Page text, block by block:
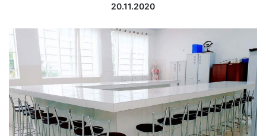
20.11.2020